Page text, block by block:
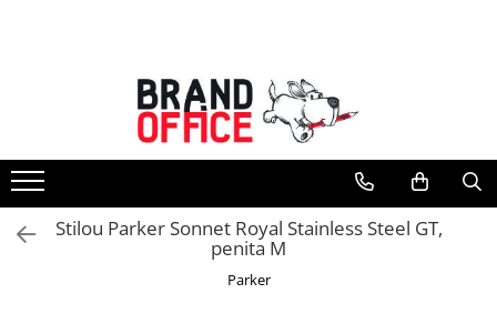
Unitate Protejata - PRODUCTIE
Hartie copiator si produse
tipografice
Produse consumabile din hartie
Detergenti si dezinfectanti
Stilou Parker Sonnet Royal Stainless Steel GT,
penita M
Parker